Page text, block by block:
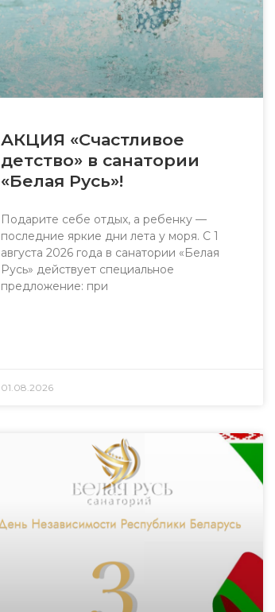
АКЦИЯ «Счастливое
детство» в санатории
«Белая Русь»!
Подарите себе отдых, а ребенку —
последние яркие дни лета у моря. С 1
августа 2026 года в санатории «Белая
Русь» действует специальное
предложение: при
01.08.2026